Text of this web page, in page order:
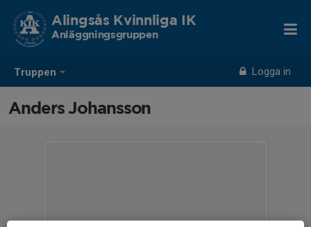
Truppen Logga in
Alingsås Kvinnliga IK
Anläggningsgruppen
Anders Johansson